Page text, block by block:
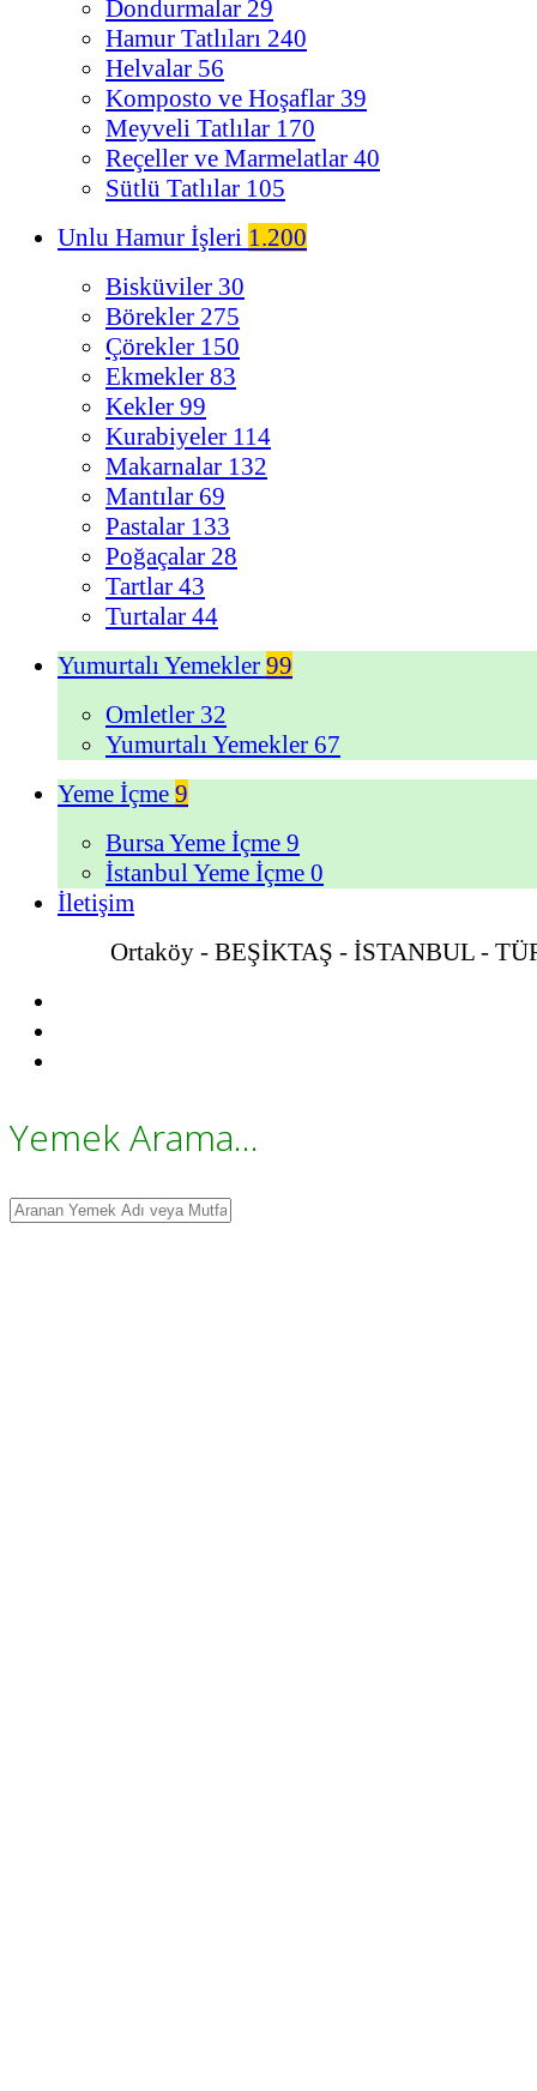
Dondurmalar 29
Hamur Tatlıları 240
Helvalar 56
Komposto ve Hoşaflar 39
Meyveli Tatlılar 170
Reçeller ve Marmelatlar 40
Sütlü Tatlılar 105
Unlu Hamur İşleri 1.200
Bisküviler 30
Börekler 275
Çörekler 150
Ekmekler 83
Kekler 99
Kurabiyeler 114
Makarnalar 132
Mantılar 69
Pastalar 133
Poğaçalar 28
Tartlar 43
Turtalar 44
Yumurtalı Yemekler 99
Omletler 32
Yumurtalı Yemekler 67
Yeme İçme 9
Bursa Yeme İçme 9
İstanbul Yeme İçme 0
İletişim
Ortaköy - BEŞİKTAŞ - İSTANBUL -
Yemek Arama...